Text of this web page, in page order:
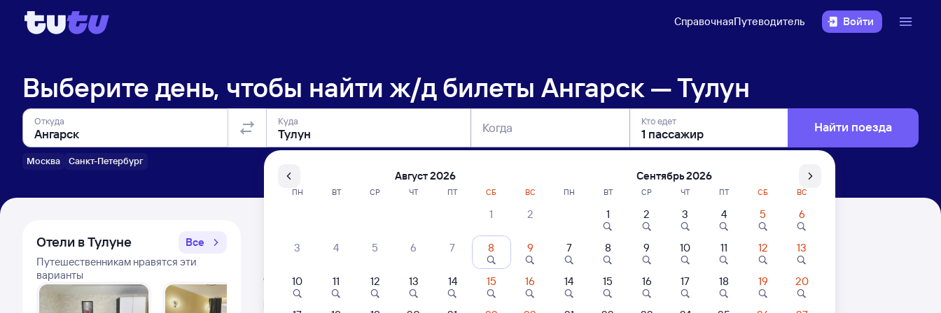
СправочнаяПутеводитель Войти
Выберите день, чтобы найти ж/д билеты Ангарск — Тулун
Откуда
Москва Санкт-Петербург
Куда Когда Кто едет Найти поезда
Отели в Тулуне
Все
Путешественникам нравятся эти
варианты
Расписание поездов Ангарск — Тулун
Открыта продажа билетов на 5 ноября. Отправление и прибытие по местному времени. Цены за 1 пассажира
Тип вагона
Август 2026
ПН ВТ СР ЧТ ПТ СБ ВС
1 2
3 4 5 6 7 8 9
10 11 12 13 14 15 16
Сентябрь 2026
ПН ВТ СР ЧТ ПТ СБ ВС
1 2 3 4 5 6
7 8 9 10 11 12 13
14 15 16 17 18 19 20